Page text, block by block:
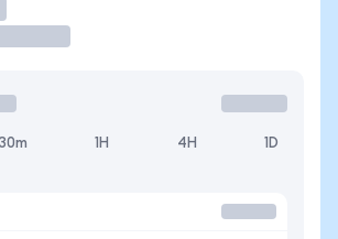
1H 4H 1D